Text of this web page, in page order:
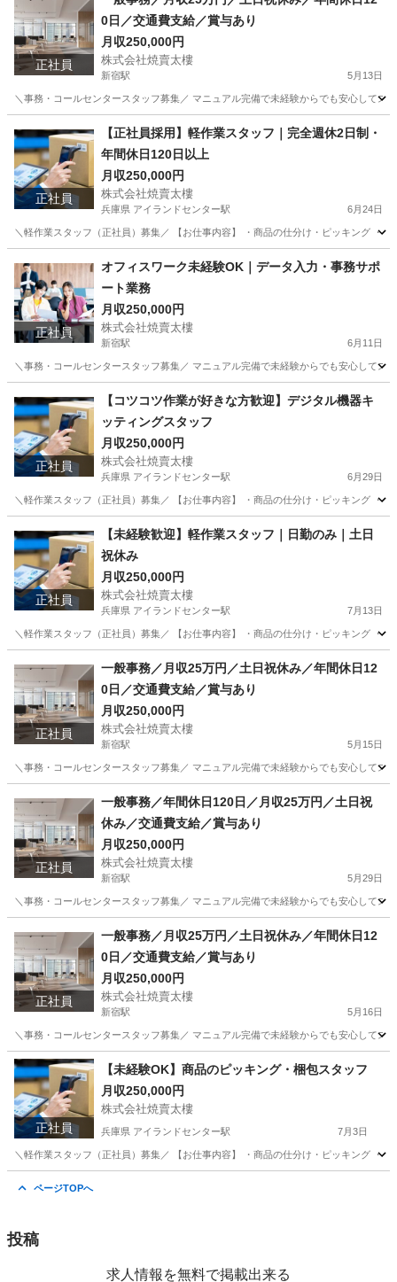
正社員
0日／交通費支給／賞与あり
月収250,000円
株式会社焼賣太樓
新宿駅 5月13日
＼事務・コールセンタースタッフ募集／ マニュアル完備で未経験からでも安心して
新宿駅 一般事務
正社員
【正社員採用】軽作業スタッフ｜完全週休2日制・
年間休日120日以上
月収250,000円
株式会社焼賣太樓
兵庫県 アイランドセンター駅 6月24日
＼軽作業スタッフ（正社員）募集／ 【お仕事内容】 ・商品の仕分け・ピッキング ・
アイランドセンター駅 倉庫管理 未経験
正社員
オフィスワーク未経験OK｜データ入力・事務サポ
ート業務
月収250,000円
株式会社焼賣太樓
新宿駅 6月11日
＼事務・コールセンタースタッフ募集／ マニュアル完備で未経験からでも安心して
一般事務
正社員
【コツコツ作業が好きな方歓迎】デジタル機器キ
ッティングスタッフ
月収250,000円
株式会社焼賣太樓
兵庫県 アイランドセンター駅 6月29日
＼軽作業スタッフ（正社員）募集／ 【お仕事内容】 ・商品の仕分け・ピッキング ・
アイランドセンター駅 倉庫管理
正社員
【未経験歓迎】軽作業スタッフ｜日勤のみ｜土日
祝休み
月収250,000円
株式会社焼賣太樓
兵庫県 アイランドセンター駅 7月13日
＼軽作業スタッフ（正社員）募集／ 【お仕事内容】 ・商品の仕分け・ピッキング ・
アイランドセンター駅 物流
正社員
一般事務／月収25万円／土日祝休み／年間休日12
0日／交通費支給／賞与あり
月収250,000円
株式会社焼賣太樓
新宿駅 5月15日
＼事務・コールセンタースタッフ募集／ マニュアル完備で未経験からでも安心して
新宿駅 一般事務
正社員
一般事務／年間休日120日／月収25万円／土日祝
休み／交通費支給／賞与あり
月収250,000円
株式会社焼賣太樓
新宿駅 5月29日
＼事務・コールセンタースタッフ募集／ マニュアル完備で未経験からでも安心して
新宿駅 一般事務 業務
正社員
一般事務／月収25万円／土日祝休み／年間休日12
0日／交通費支給／賞与あり
月収250,000円
株式会社焼賣太樓
新宿駅 5月16日
＼事務・コールセンタースタッフ募集／ マニュアル完備で未経験からでも安心して
東京 新宿区 新宿駅 一般事務 業務
正社員
【未経験OK】商品のピッキング・梱包スタッフ
月収250,000円
株式会社焼賣太樓
兵庫県 アイランドセンター駅 7月3日
＼軽作業スタッフ（正社員）募集／ 【お仕事内容】 ・商品の仕分け・ピッキング ・
ページTOPへ
投稿
求人情報を無料で掲載出来る